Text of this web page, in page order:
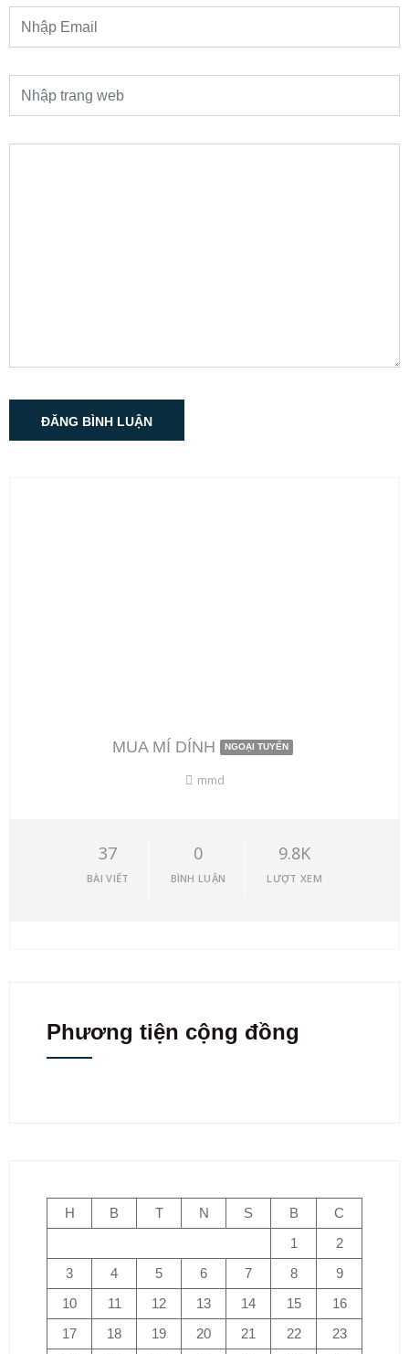
MUA MÍ DÍNH NGOẠI TUYẾN
mmd
37
BÀI VIẾT
0
BÌNH LUẬN
9.8K
LƯỢT XEM
Phương tiện cộng đồng
H B T N S B
C
1
2
3
4 5 6 7 8
9
10
11 12 13 14 15
16
17
18 19 20 21 22
23